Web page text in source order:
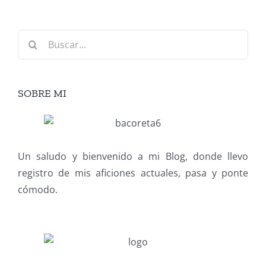
Buscar:
SOBRE MI
Un saludo y bienvenido a mi Blog, donde llevo
registro de mis aficiones actuales, pasa y ponte
cómodo.